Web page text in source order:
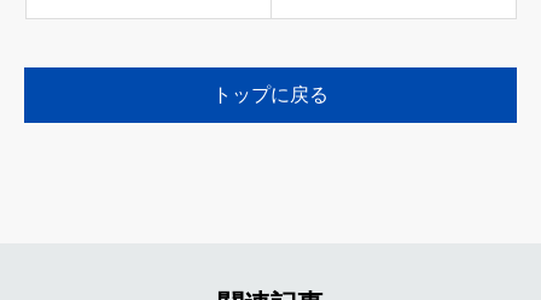
トップに戻る